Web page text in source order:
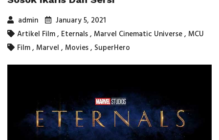
admin
January 5, 2021
Artikel Film, Eternals, Marvel Cinematic Universe, MCU
Film, Marvel , Movies, SuperHero